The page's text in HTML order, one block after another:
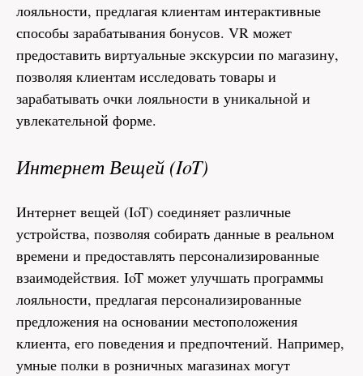
лояльности, предлагая клиентам интерактивные
способы зарабатывания бонусов. VR может
предоставить виртуальные экскурсии по магазину,
позволяя клиентам исследовать товары и
зарабатывать очки лояльности в уникальной и
увлекательной форме.
Интернет Вещей (IoT)
Интернет вещей (IoT) соединяет различные
устройства, позволяя собирать данные в реальном
времени и предоставлять персонализированные
взаимодействия. IoT может улучшать программы
лояльности, предлагая персонализированные
предложения на основании местоположения
клиента, его поведения и предпочтений. Например,
умные полки в розничных магазинах могут